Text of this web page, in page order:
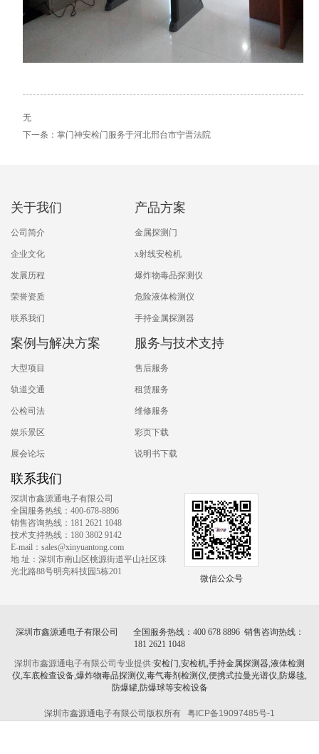
无
下一条：掌门神安检门服务于河北邢台市宁晋法院
关于我们
公司简介
企业文化
发展历程
荣誉资质
联系我们
产品方案
金属探测门
x射线安检机
爆炸物毒品探测仪
危险液体检测仪
手持金属探测器
案例与解决方案
大型项目
轨道交通
公检司法
娱乐景区
展会论坛
服务与技术支持
售后服务
租赁服务
维修服务
彩页下载
说明书下载
联系我们
深圳市鑫源通电子有限公司
全国服务热线：400-678-8896
销售咨询热线：181 2621 1048
技术支持热线：180 3802 9142
E-mail：sales@xinyuantong.com
地 址：深圳市南山区桃源街道平山社区珠
光北路88号明亮科技园5栋201
微信公众号
深圳市鑫源通电子有限公司 全国服务热线：400 678 8896 销售咨询热线：
181 2621 1048
深圳市鑫源通电子有限公司专业提供:安检门,安检机,手持金属探测器,液体检测
仪,车底检查设备,爆炸物毒品探测仪,毒气毒剂检测仪,便携式拉曼光谱仪,防爆毯,
防爆罐,防爆球等安检设备
深圳市鑫源通电子有限公司版权所有 粤ICP备19097485号-1